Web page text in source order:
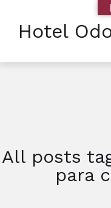
Hotel
All posts
para